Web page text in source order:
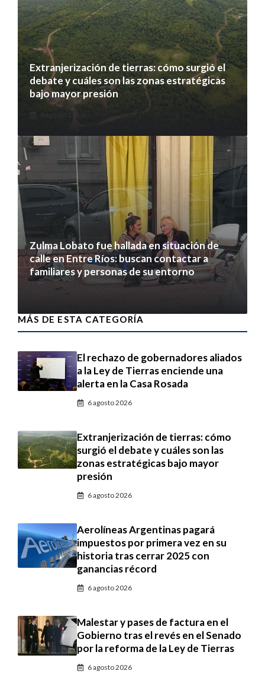
Extranjerización de tierras: cómo surgió el
debate y cuáles son las zonas estratégicas
bajo mayor presión
Zulma Lobato fue hallada en situación de
calle en Entre Ríos: buscan contactar a
familiares y personas de su entorno
MÁS DE ESTA CATEGORÍA
El rechazo de gobernadores aliados
a la Ley de Tierras enciende una
alerta en la Casa Rosada
6 agosto 2026
Extranjerización de tierras: cómo
surgió el debate y cuáles son las
zonas estratégicas bajo mayor
presión
6 agosto 2026
Aerolíneas Argentinas pagará
impuestos por primera vez en su
historia tras cerrar 2025 con
ganancias récord
6 agosto 2026
Malestar y pases de factura en el
Gobierno tras el revés en el Senado
por la reforma de la Ley de Tierras
6 agosto 2026